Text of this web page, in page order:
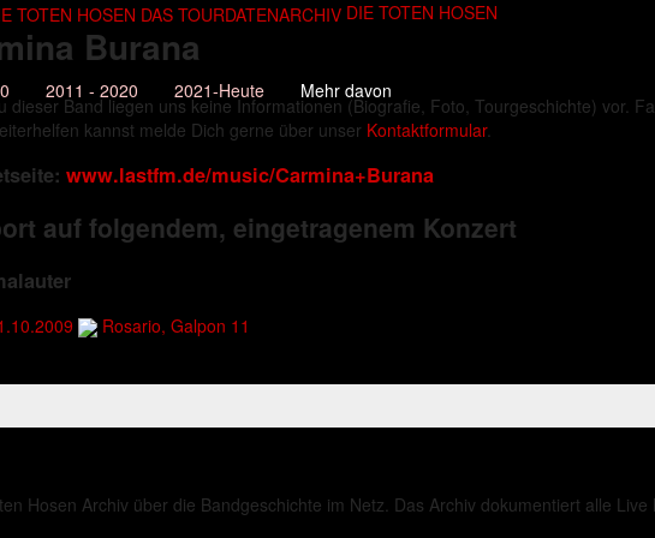
DIE TOTEN HOSEN
2011 - 2020 2021-Heute Mehr davon
Burana
dieser Band liegen uns keine Informationen (Biografie, Foto, Tourgeschichte) vor.
kannst melde Dich gerne über unser Kontaktformular.
www.lastfm.de/music/Carmina+Burana
auf folgendem, eingetragenem Konzert
Rosario, Galpon 11
Hosen Archiv über die Bandgeschichte im Netz. Das Archiv dokumentiert alle